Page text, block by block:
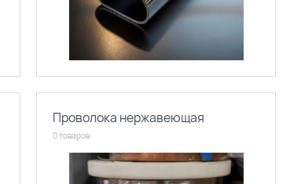
Проволока нержавеющая
0 товаров